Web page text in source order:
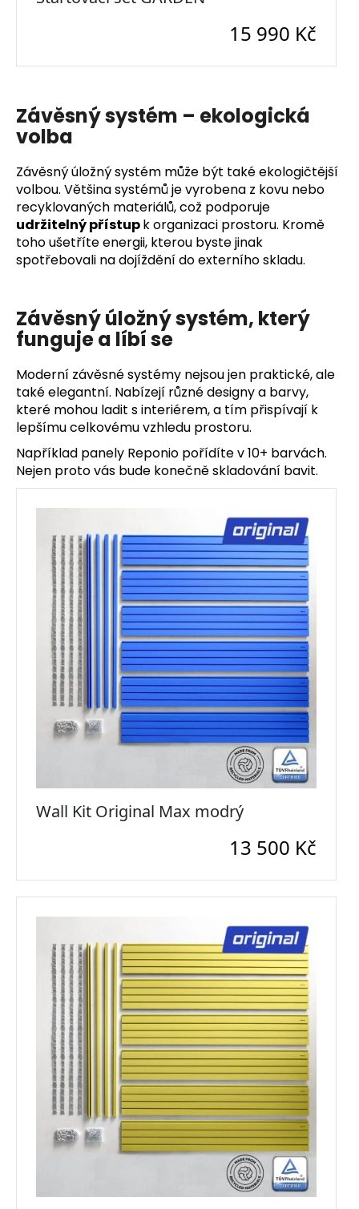
Závěsný systém –⁠⁠⁠⁠⁠⁠ ekologická
volba
Závěsný úložný systém může být také ekologičtější
volbou. Většina systémů je vyrobena z kovu nebo
recyklovaných materiálů, což podporuje
udržitelný přístupk organizaci prostoru. Kromě
toho ušetříte energii, kterou byste jinak
spotřebovali na dojíždění do externího skladu.
Závěsný úložný systém, který
funguje a líbí se
Moderní závěsné systémy nejsou jen praktické, ale
také elegantní. Nabízejí různé designy a barvy,
které mohou ladit s interiérem, a tím přispívají k
lepšímu celkovému vzhledu prostoru.
Například panely Reponio pořídíte v 10+ barvách.
Nejen proto vás bude konečně skladování bavit.